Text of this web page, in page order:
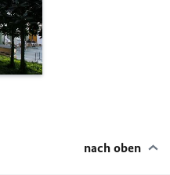
nach oben